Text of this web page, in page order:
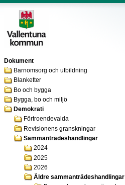
Dokument
Barnomsorg och utbildning
Blanketter
Bo och bygga
Bygga, bo och miljö
Demokrati
Förtroendevalda
Revisionens granskningar
Sammanträdeshandlingar
2024
2025
2026
Äldre sammanträdeshandlingar